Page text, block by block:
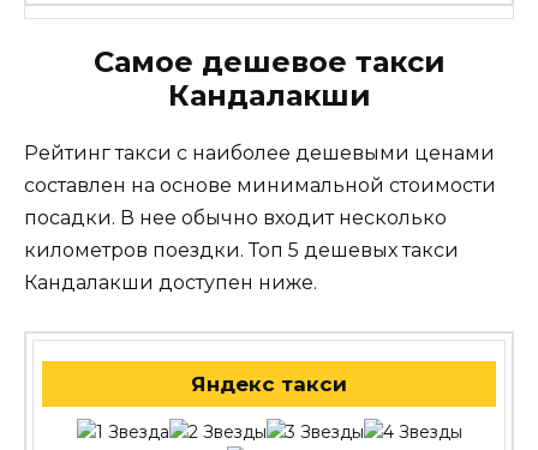
Самое дешевое такси
Кандалакши
Рейтинг такси с наиболее дешевыми ценами
составлен на основе минимальной стоимости
посадки. В нее обычно входит несколько
километров поездки. Топ 5 дешевых такси
Кандалакши доступен ниже.
Яндекс такси